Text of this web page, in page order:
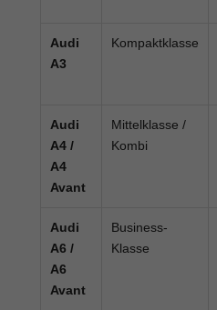
Audi
A3
Kompaktklasse
Audi
A4 /
A4
Avant
Mittelklasse /
Kombi
Audi
A6 /
A6
Avant
Business-
Klasse